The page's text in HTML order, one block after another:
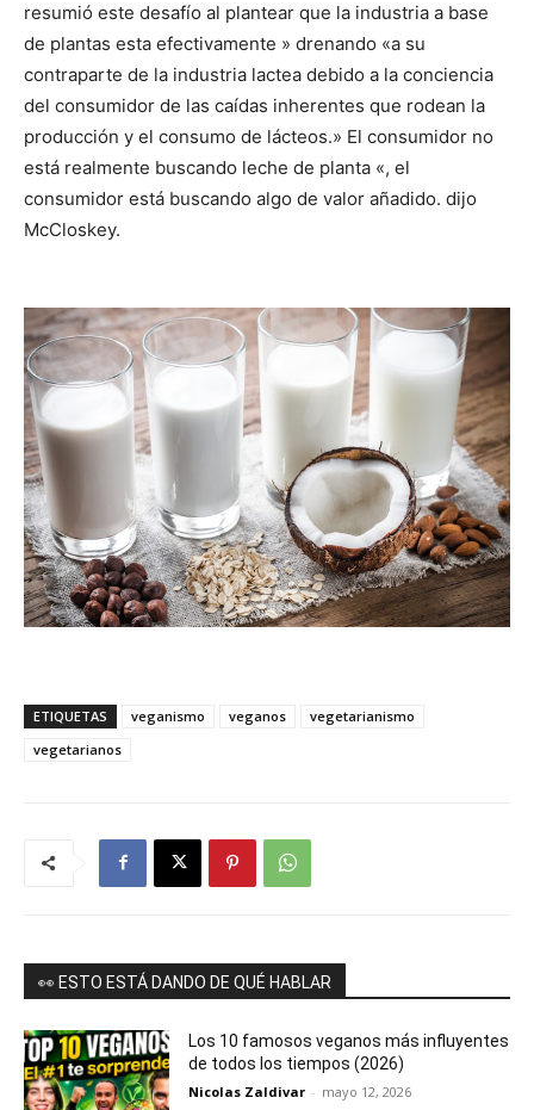
resumió este desafío al plantear que la industria a base
de plantas esta efectivamente » drenando «a su
contraparte de la industria lactea debido a la conciencia
del consumidor de las caídas inherentes que rodean la
producción y el consumo de lácteos.» El consumidor no
está realmente buscando leche de planta «, el
consumidor está buscando algo de valor añadido. dijo
McCloskey.
ETIQUETAS veganismo veganos
vegetarianismo
vegetarianos
👀 ESTO ESTÁ DANDO DE QUÉ HABLAR
Los 10 famosos veganos más influyentes
de todos los tiempos (2026)
Nicolas Zaldivar - mayo 12, 2026